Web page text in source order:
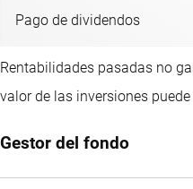
Pago de dividendos
Rentabilidades pasadas no
valor de las inversiones
Gestor del fondo